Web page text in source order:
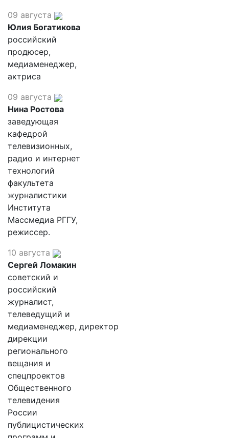
09 августа
Юлия Богатикова
российский
продюсер,
медиаменеджер,
актриса
09 августа
Нина Ростова
заведующая
кафедрой
телевизионных,
радио и интернет
технологий
факультета
журналистики
Института
Массмедиа РГГУ,
режиссер.
10 августа
Сергей Ломакин
советский и
российский
журналист,
телеведущий и
медиаменеджер, директор
дирекции
регионального
вещания и
спецпроектов
Общественного
телевидения
России
публицистических